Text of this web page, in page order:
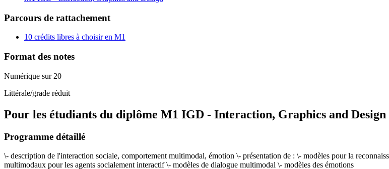
Parcours de rattachement
10 crédits libres à choisir en M1
Format des notes
Numérique sur 20
Littérale/grade réduit
Pour les étudiants du diplôme M1 IGD - Interaction, Graphics and Design
Programme détaillé
\- description de l'interaction sociale, comportement multimodal, émotion \- présentation de : \- modèles pour la
multimodaux pour les agents socialement interactif \- modèles de dialogue multimodal \- modèles des émotions